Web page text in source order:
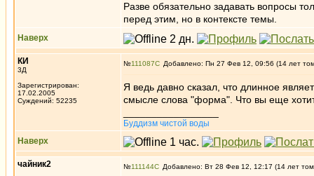
Разве обязательно задавать вопросы
перед этим, но в контексте темы.
Наверх
КИ
3Д
Зарегистрирован:
17.02.2005
Суждений: 52235
№111087 Добавлено: Пн 27 Фев 12, 09:56 (14 лет
Я ведь давно сказал, что длинное
смысле слова "форма". Что вы еще
Буддизм чистой воды
Наверх
чайник2 №111144 Добавлено: Вт 28 Фев 12, 12:17 (14 лет